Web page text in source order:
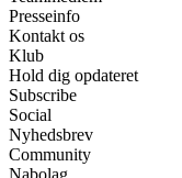
Presseinfo
Kontakt os
Klub
Hold dig opdateret
Subscribe
Social
Nyhedsbrev
Community
Nabolag